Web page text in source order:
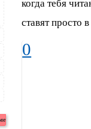
когда тебя
ставят просто
0